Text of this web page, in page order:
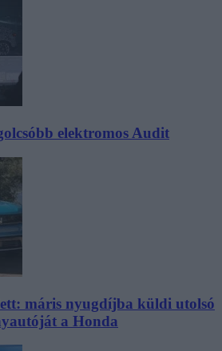
elektromos Audit
máris nyugdíjba küldi utolsó
a Honda